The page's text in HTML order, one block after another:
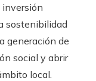
inversión
sostenibilidad
generación de
social y abrir
local.